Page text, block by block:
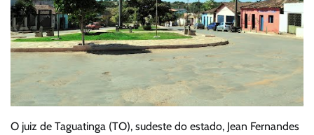
O juiz de Taguatinga (TO), sudeste do estado, Jean Fernandes